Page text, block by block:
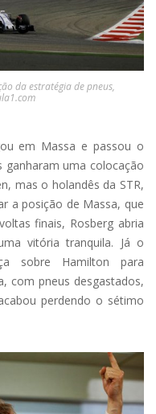
da estratégia de pneus,
em Massa e passou o
uma colocação
mas o holandês da STR,
a posição de Massa, que
finais, Rosberg abria
vitória tranquila. Já o
sobre Hamilton para
com pneus desgastados,
perdendo o sétimo